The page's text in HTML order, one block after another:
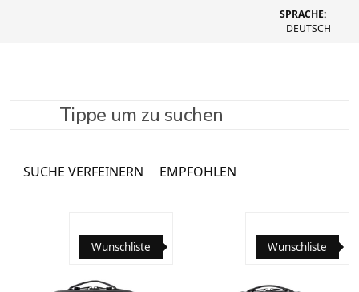
SPRACHE:
DEUTSCH
Tippe um zu suchen
Homewear214 Produkte
SUCHE VERFEINERN EMPFOHLEN
Wunschliste Wunschliste